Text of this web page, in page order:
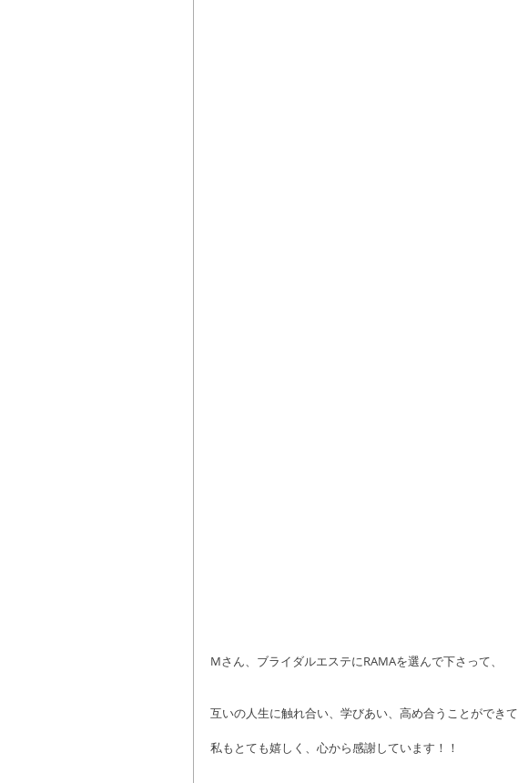
Mさん、ブライダルエステにRAMAを選んで下さって、
互いの人生に触れ合い、学びあい、高め合うことができて
私もとても嬉しく、心から感謝しています！！